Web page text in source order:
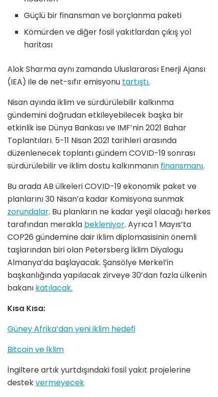
Güçlü bir finansman ve borçlanma paketi
Kömürden ve diğer fosil yakıtlardan çıkış yol
haritası
Alok Sharma aynı zamanda Uluslararası Enerji Ajansı
(IEA) ile de net-sıfır emisyonu tartıştı.
Nisan ayında iklim ve sürdürülebilir kalkınma
gündemini doğrudan etkileyebilecek başka bir
etkinlik ise Dünya Bankası ve IMF’nin 2021 Bahar
Toplantıları. 5-11 Nisan 2021 tarihleri arasında
düzenlenecek toplantı gündem COVID-19 sonrası
sürdürülebilir ve iklim dostu kalkınmanın finansmanı.
Bu arada AB ülkeleri COVID-19 ekonomik paket ve
planlarını 30 Nisan’a kadar Komisyona sunmak
zorundalar. Bu planların ne kadar yeşil olacağı herkes
tarafından merakla bekleniyor. Ayrıca 1 Mayıs’ta
COP26 gündemine dair iklim diplomasisinin önemli
taşlarından biri olan Petersberg İklim Diyalogu
Almanya’da başlayacak. Şansölye Merkel’in
başkanlığında yapılacak zirveye 30’dan fazla ülkenin
bakanı katılacak.
Kısa Kısa:
Güney Afrika’dan yeni iklim hedefi
Bitcoin ve İklim
İngiltere artık yurtdışındaki fosil yakıt projelerine
destekvermeyecek